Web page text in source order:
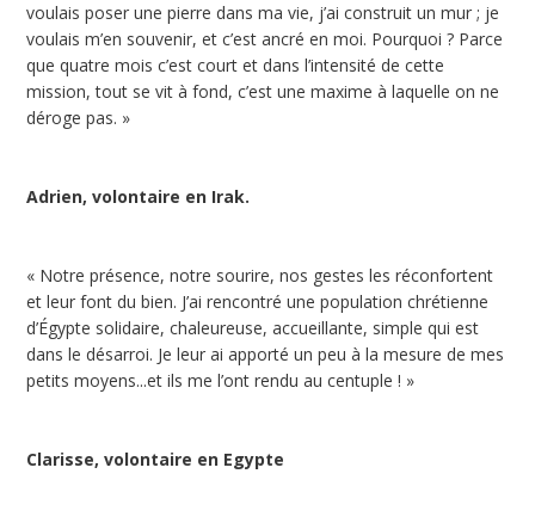
voulais poser une pierre dans ma vie, j’ai construit un mur ; je
voulais m’en souvenir, et c’est ancré en moi. Pourquoi ? Parce
que quatre mois c’est court et dans l’intensité de cette
mission, tout se vit à fond, c’est une maxime à laquelle on ne
déroge pas. »
Adrien, volontaire en Irak.
« Notre présence, notre sourire, nos gestes les réconfortent
et leur font du bien. J’ai rencontré une population chrétienne
d’Égypte solidaire, chaleureuse, accueillante, simple qui est
dans le désarroi. Je leur ai apporté un peu à la mesure de mes
petits moyens...et ils me l’ont rendu au centuple ! »
Clarisse, volontaire en Egypte